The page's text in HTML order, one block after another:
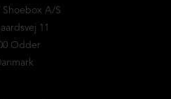
Shoebox A/S
11
Odder